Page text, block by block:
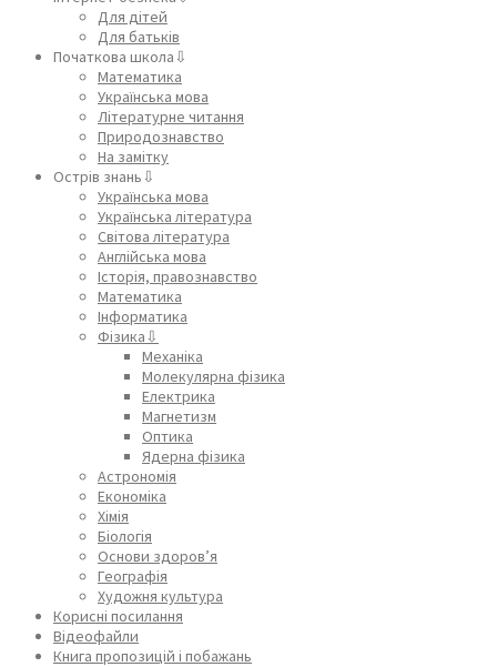
Для дітей
Для батьків
Початкова школа⇩
Математика
Українська мова
Літературне читання
Природознавство
На замітку
Острів знань⇩
Українська мова
Українська література
Світова література
Англійська мова
Історія, правознавство
Математика
Інформатика
Фізика⇩
Механіка
Молекулярна фізика
Електрика
Магнетизм
Оптика
Ядерна фізика
Астрономія
Економіка
Хімія
Біологія
Основи здоров’я
Географія
Художня культура
Корисні посилання
Відеофайли
Книга пропозицій і побажань